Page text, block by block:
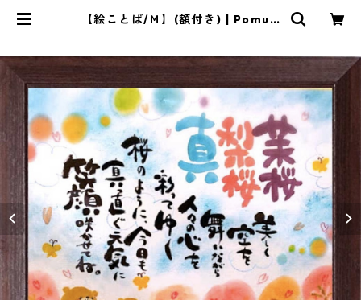
【絵ことば/Ｍ】(額付き) | Pomu's